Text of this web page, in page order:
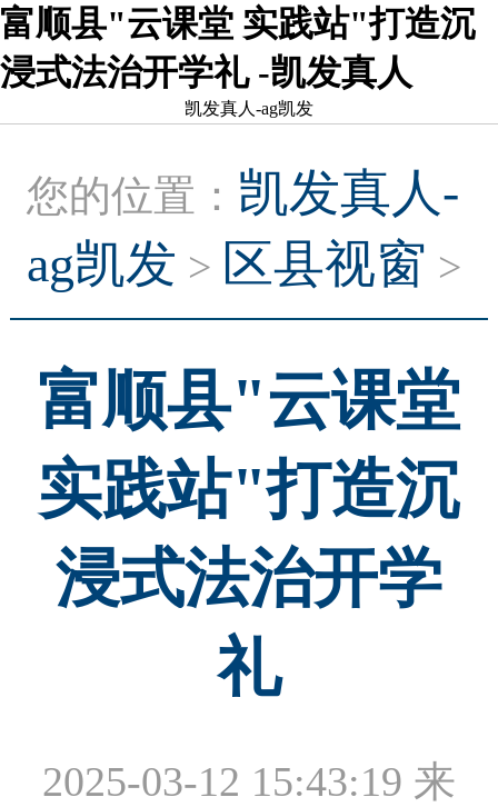
富顺县"云课堂 实践站"打造沉
浸式法治开学礼 -凯发真人
凯发真人-ag凯发
您的位置： 凯发真人-
ag凯发 > 区县视窗 >
富顺县"云课堂
实践站"打造沉
浸式法治开学
礼
2025-03-12 15:43:19 来